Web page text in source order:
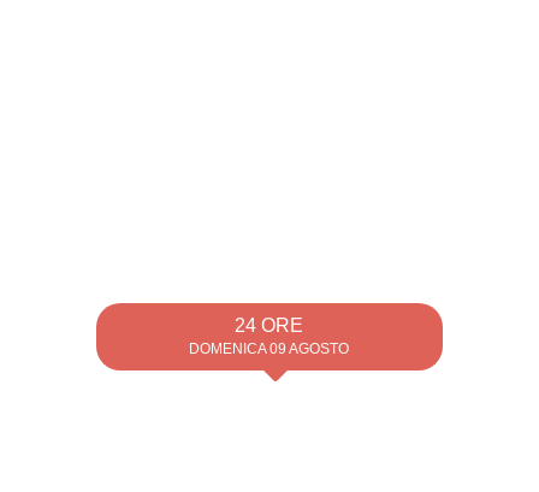
24 ORE
DOMENICA 09 AGOSTO